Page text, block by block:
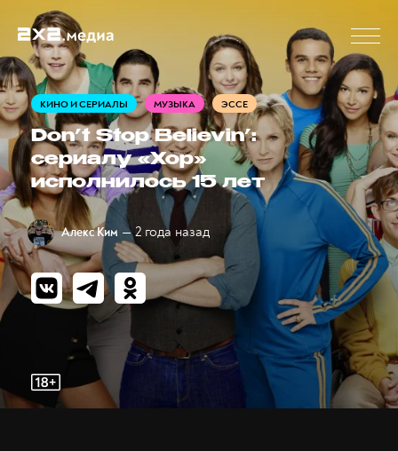
КИНО И СЕРИАЛЫ МУЗЫКА ЭССЕ
Don’t Stop Believin’:
сериалу «Хор»
исполнилось 15 лет
Алекс Ким — 2 года назад